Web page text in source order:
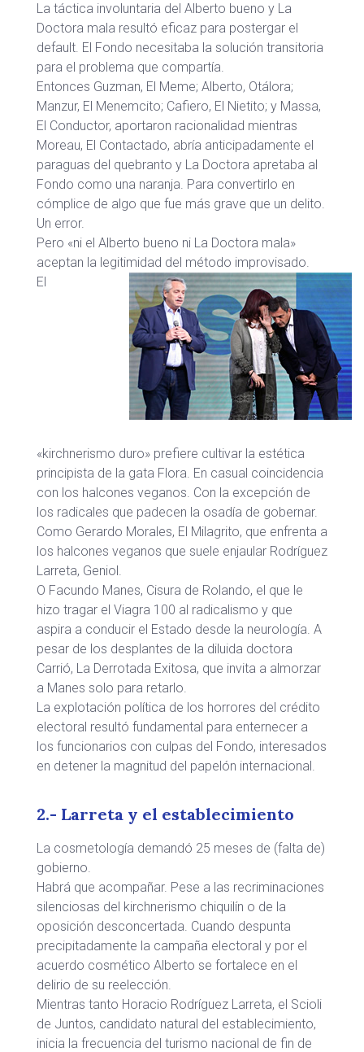
La táctica involuntaria del Alberto bueno y La
Doctora mala resultó eficaz para postergar el
default. El Fondo necesitaba la solución transitoria
para el problema que compartía.
Entonces Guzman, El Meme; Alberto, Otálora;
Manzur, El Menemcito; Cafiero, El Nietito; y Massa,
El Conductor, aportaron racionalidad mientras
Moreau, El Contactado, abría anticipadamente el
paraguas del quebranto y La Doctora apretaba al
Fondo como una naranja. Para convertirlo en
cómplice de algo que fue más grave que un delito.
Un error.
Pero «ni el Alberto bueno ni La Doctora mala»
aceptan la legitimidad del método improvisado.
El
«kirchnerismo duro» prefiere cultivar la estética
principista de la gata Flora. En casual coincidencia
con los halcones veganos. Con la excepción de
los radicales que padecen la osadía de gobernar.
Como Gerardo Morales, El Milagrito, que enfrenta a
los halcones veganos que suele enjaular Rodríguez
Larreta, Geniol.
O Facundo Manes, Cisura de Rolando, el que le
hizo tragar el Viagra 100 al radicalismo y que
aspira a conducir el Estado desde la neurología. A
pesar de los desplantes de la diluida doctora
Carrió, La Derrotada Exitosa, que invita a almorzar
a Manes solo para retarlo.
La explotación política de los horrores del crédito
electoral resultó fundamental para enternecer a
los funcionarios con culpas del Fondo, interesados
en detener la magnitud del papelón internacional.
2.- Larreta y el establecimiento
La cosmetología demandó 25 meses de (falta de)
gobierno.
Habrá que acompañar. Pese a las recriminaciones
silenciosas del kirchnerismo chiquilín o de la
oposición desconcertada. Cuando despunta
precipitadamente la campaña electoral y por el
acuerdo cosmético Alberto se fortalece en el
delirio de su reelección.
Mientras tanto Horacio Rodríguez Larreta, el Scioli
de Juntos, candidato natural del establecimiento,
inicia la frecuencia del turismo nacional de fin de